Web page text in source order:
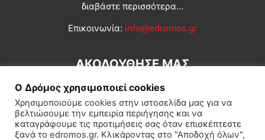
διαβάστε περισσότερα...
Επικοινωνία: info@edromos.gr
ΑΚΟΛΟΥΘΗΣΕ ΜΑΣ
Ο Δρόμος χρησιμοποιεί cookies
Χρησιμοποιούμε cookies στην ιστοσελίδα μας για να
βελτιώσουμε την εμπειρία περιήγησης και να
καταγράφουμε τις προτιμήσεις σας όταν επισκέπτεστε
ξανά το edromos.gr. Κλικάροντας στο "Αποδοχή όλων",